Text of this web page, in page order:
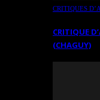
CRITIQUES
CRITIQUE
(CHAGUY)